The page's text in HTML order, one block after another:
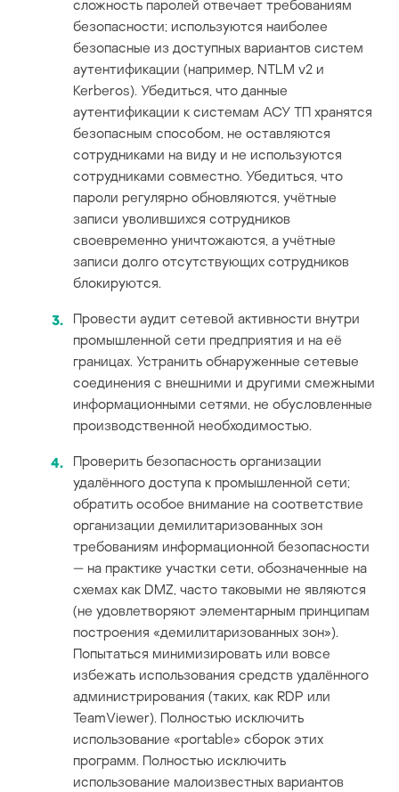
сложность паролей отвечает требованиям
безопасности; используются наиболее
безопасные из доступных вариантов систем
аутентификации (например, NTLM v2 и
Kerberos). Убедиться, что данные
аутентификации к системам АСУ ТП хранятся
безопасным способом, не оставляются
сотрудниками на виду и не используются
сотрудниками совместно. Убедиться, что
пароли регулярно обновляются, учётные
записи уволившихся сотрудников
своевременно уничтожаются, а учётные
записи долго отсутствующих сотрудников
блокируются.
Провести аудит сетевой активности внутри
промышленной сети предприятия и на её
границах. Устранить обнаруженные сетевые
соединения с внешними и другими смежными
информационными сетями, не обусловленные
производственной необходимостью.
Проверить безопасность организации
удалённого доступа к промышленной сети;
обратить особое внимание на соответствие
организации демилитаризованных зон
требованиям информационной безопасности
— на практике участки сети, обозначенные на
схемах как DMZ, часто таковыми не являются
(не удовлетворяют элементарным принципам
построения «демилитаризованных зон»).
Попытаться минимизировать или вовсе
избежать использования средств удалённого
администрирования (таких, как RDP или
TeamViewer). Полностью исключить
использование «portable» сборок этих
программ. Полностью исключить
использование малоизвестных вариантов